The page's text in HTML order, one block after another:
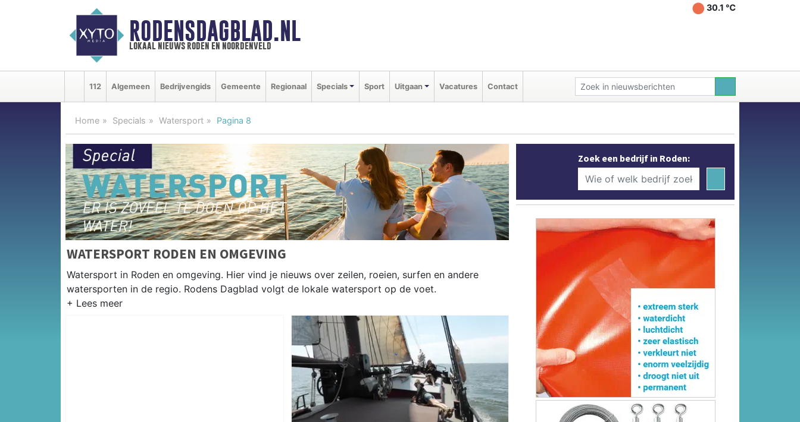
RODENSDAGBLAD.NL
lokaal nieuws roden en noordenveld
30.1 ℃
112 Algemeen Bedrijvengids Gemeente Regionaal Specials Sport Uitgaan Vacatures Contact
Home Specials Watersport Pagina 8
WATERSPORT RODEN EN OMGEVING
Watersport in Roden en omgeving. Hier vind je nieuws over zeilen, roeien, surfen en andere
watersporten in de regio. Rodens Dagblad volgt de lokale watersport op de voet.
Zoek een bedrijf in Roden: